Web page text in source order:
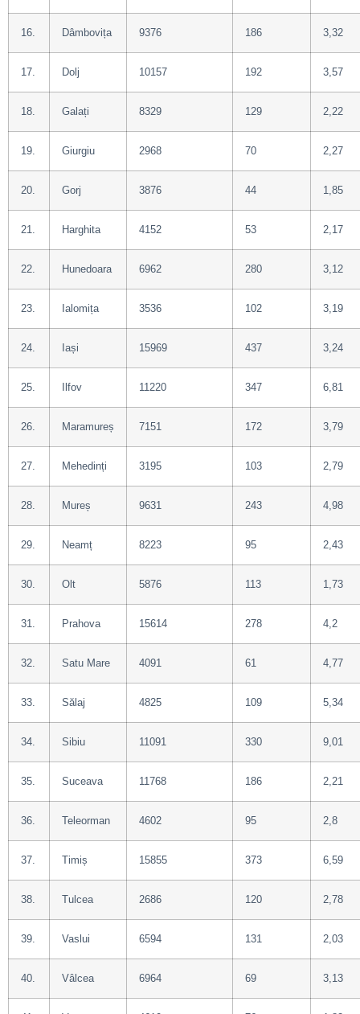
16. Dâmbovița 9376 186 3,32
17. Dolj 10157 192 3,57
18. Galați 8329 129 2,22
19. Giurgiu 2968 70 2,27
20. Gorj 3876 44 1,85
21. Harghita 4152 53 2,17
22. Hunedoara 6962 280 3,12
23. Ialomița 3536 102 3,19
24. Iași 15969 437 3,24
25. Ilfov 11220 347 6,81
26. Maramureș 7151 172 3,79
27. Mehedinți 3195 103 2,79
28. Mureș 9631 243 4,98
29. Neamț 8223 95 2,43
30. Olt 5876 113 1,73
31. Prahova 15614 278 4,2
32. Satu Mare 4091 61 4,77
33. Sălaj 4825 109 5,34
34. Sibiu 11091 330 9,01
35. Suceava 11768 186 2,21
36. Teleorman 4602 95 2,8
37. Timiș 15855 373 6,59
38. Tulcea 2686 120 2,78
39. Vaslui 6594 131 2,03
40. Vâlcea 6964 69 3,13